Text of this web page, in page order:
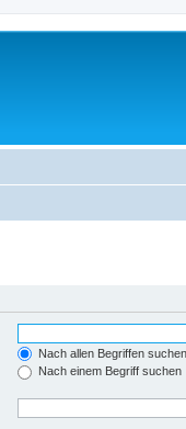
Nach allen Begriffen
Nach einem Begriff suchen